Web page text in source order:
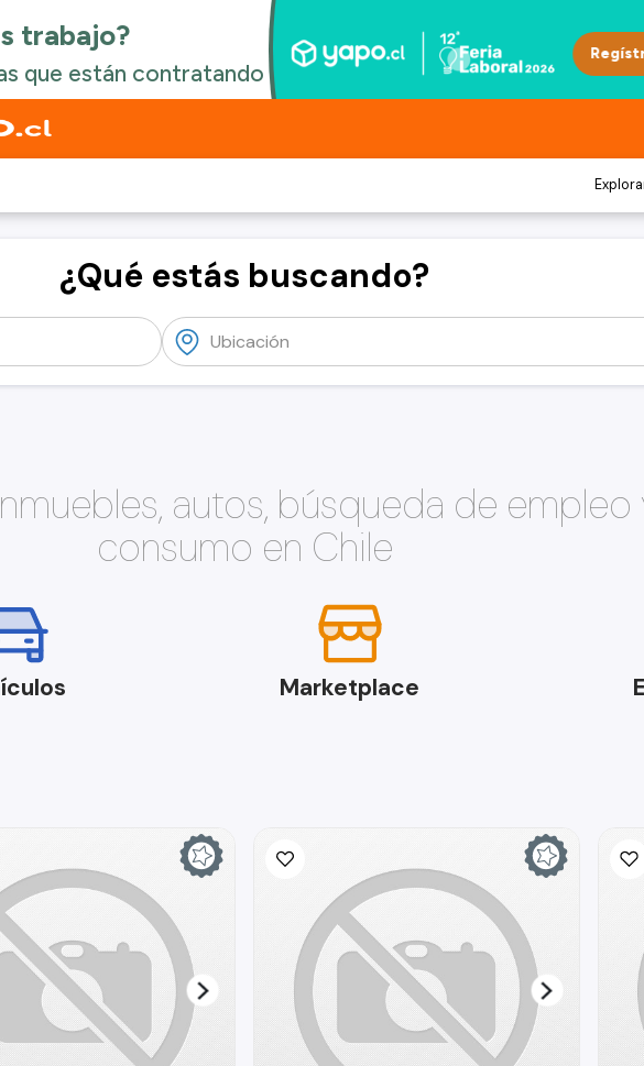
¿Qué estás buscando?
autos, búsqueda de
consumo en Chile
Marketplace